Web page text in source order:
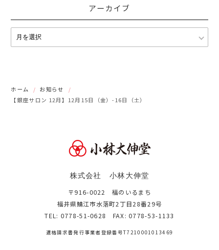
アーカイブ
ホーム
お知らせ
【銀座サロン 12月】12月15日（金）-16日（土）
株式会社 小林大伸堂
〒916-0022 福のいるまち
福井県鯖江市水落町2丁目28番29号
TEL: 0778-51-0628 FAX: 0778-53-1133
適格請求書発行事業者登録番号T7210001013469